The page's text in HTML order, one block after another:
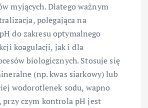
myjących. Dlatego ważnym
polegająca na
do zakresu optymalnego
koagulacji, jak i dla
biologicznych. Stosuje się
(np. kwas siarkowy) lub
wodorotlenek sodu, wapno
przy czym kontrola pH jest